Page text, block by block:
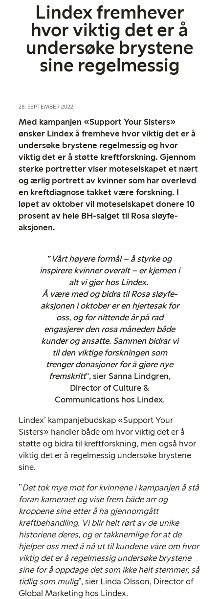
Lindex fremhever
hvor viktig det er å
undersøke brystene
sine regelmessig
28. SEPTEMBER 2022
Med kampanjen «Support Your Sisters»
ønsker Lindex å fremheve hvor viktig det er å
undersøke brystene regelmessig og hvor
viktig det er å støtte kreftforskning. Gjennom
sterke portretter viser moteselskapet et nært
og ærlig portrett av kvinner som har overlevd
en kreftdiagnose takket være forskning. I
løpet av oktober vil moteselskapet donere 10
prosent av hele BH-salget til Rosa sløyfe-
aksjonen.
”Vårt høyere formål – å styrke og
inspirere kvinner overalt – er kjernen i
alt vi gjør hos Lindex.
Å være med og bidra til Rosa sløyfe-
aksjonen i oktober er en hjertesak for
oss, og for nittende år på rad
engasjerer den rosa måneden både
kunder og ansatte. Sammen bidrar vi
til den viktige forskningen som
trenger donasjoner for å gjøre nye
fremskritt”, sier Sanna Lindgren,
Director of Culture &
Communications hos Lindex.
Lindex’ kampanjebudskap «Support Your
Sisters» handler både om hvor viktig det er å
støtte og bidra til kreftforskning, men også hvor
viktig det er å regelmessig undersøke brystene
sine.
”Det tok mye mot for kvinnene i kampanjen å stå
foran kameraet og vise frem både arr og
kroppene sine etter å ha gjennomgått
kreftbehandling. Vi blir helt rørt av de unike
historiene deres, og er takknemlige for at de
hjelper oss med å nå ut til kundene våre om hvor
viktig det er å regelmessig undersøke brystene
sine for å oppdage det som ikke helt stemmer, så
tidlig som mulig”, sier Linda Olsson, Director of
Global Marketing hos Lindex.